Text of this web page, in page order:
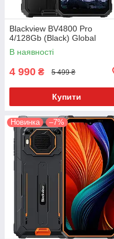
Blackview BV4800 Pro
4/128Gb (Black) Global
В наявності
4 990 ₴ 5 499 ₴
Купити
Новинка –7%